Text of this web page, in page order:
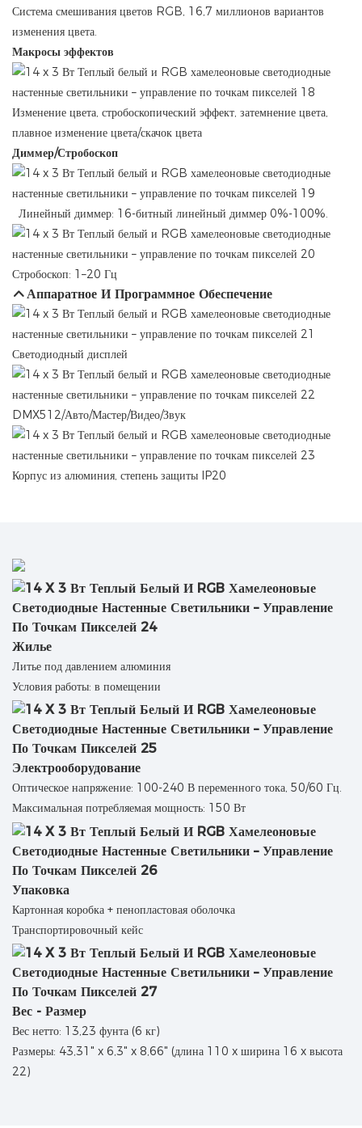
Система смешивания цветов RGB, 16,7 миллионов вариантов
изменения цвета.
Макросы эффектов
Изменение цвета, стробоскопический эффект, затемнение цвета,
плавное изменение цвета/скачок цвета
Диммер/Стробоскоп
Линейный диммер: 16-битный линейный диммер 0%-100%.
Стробоскоп: 1–20 Гц
Аппаратное И Программное Обеспечение
Светодиодный дисплей
DMX512/Авто/Мастер/Видео/Звук
Корпус из алюминия, степень защиты IP20
Жилье
Литье под давлением алюминия
Условия работы: в помещении
Электрооборудование
Оптическое напряжение: 100-240 В переменного тока, 50/60 Гц.
Максимальная потребляемая мощность: 150 Вт
Упаковка
Картонная коробка + пенопластовая оболочка
Транспортировочный кейс
Вес - Размер
Вес нетто: 13,23 фунта (6 кг)
Размеры: 43,31" x 6,3" x 8,66" (длина 110 x ширина 16 x высота
22)